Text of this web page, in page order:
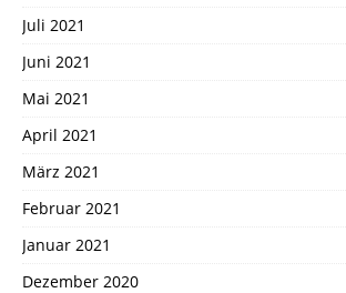
Juli 2021
Juni 2021
Mai 2021
April 2021
März 2021
Februar 2021
Januar 2021
Dezember 2020